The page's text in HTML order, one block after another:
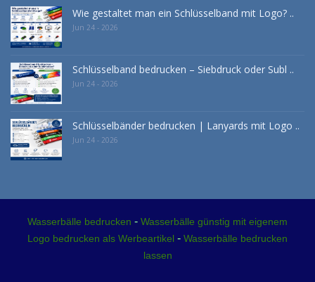
Wie gestaltet man ein Schlüsselband mit Logo? ..
Jun 24 - 2026
Schlüsselband bedrucken – Siebdruck oder Subl ..
Jun 24 - 2026
Schlüsselbänder bedrucken | Lanyards mit Logo ..
Jun 24 - 2026
Wasserbälle bedrucken - Wasserbälle günstig mit eigenem
Logo bedrucken als Werbeartikel - Wasserbälle bedrucken
lassen